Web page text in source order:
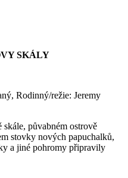
SKÁLY
Rodinný/režie: Jeremy
skále, půvabném ostrově
stovky nových papuchalků,
a jiné pohromy připravily